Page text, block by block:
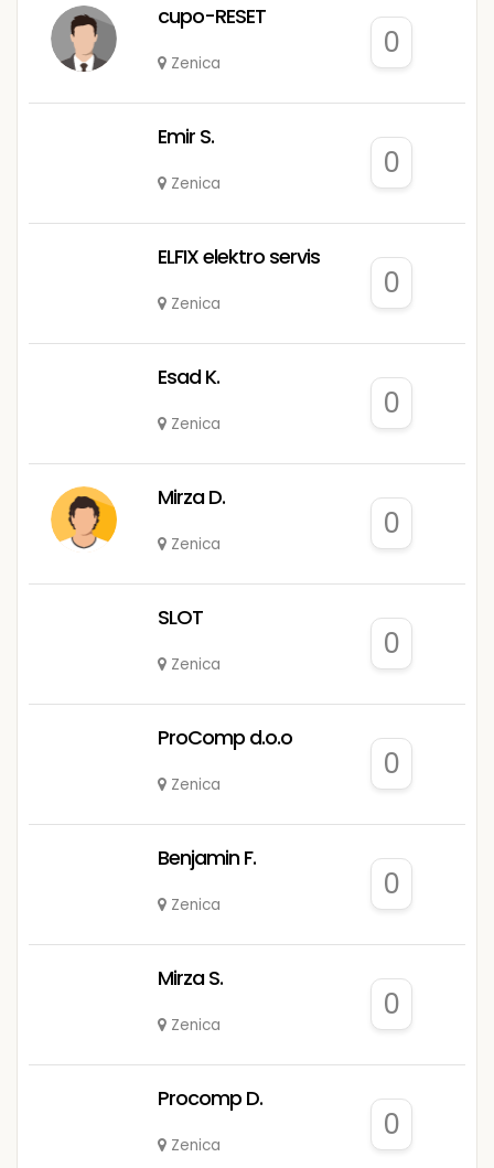
cupo-RESET
Zenica
0
Emir S.
Zenica
0
ELFIX elektro servis
Zenica
0
Esad K.
Zenica
0
Mirza D.
Zenica
0
SLOT
Zenica
0
ProComp d.o.o
Zenica
0
Benjamin F.
Zenica
0
Mirza S.
Zenica
0
Procomp D.
Zenica
0